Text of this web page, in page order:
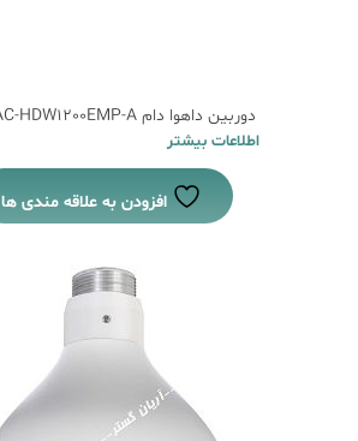
دوربین داهوا دام DH-HAC-HDW1200EMP-A
اطلاعات بیشتر
افزودن به علاقه مندی ها